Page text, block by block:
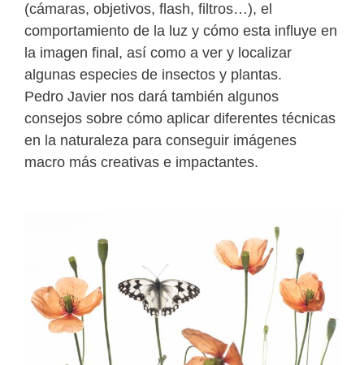
(cámaras, objetivos, flash, filtros…), el
comportamiento de la luz y cómo esta influye en
la imagen final, así como a ver y localizar
algunas especies de insectos y plantas.
Pedro Javier nos dará también algunos
consejos sobre cómo aplicar diferentes técnicas
en la naturaleza para conseguir imágenes
macro más creativas e impactantes.